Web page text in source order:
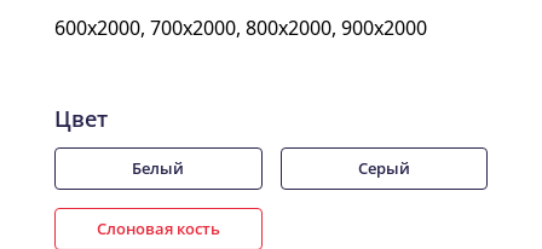
600x2000, 700x2000, 800x2000, 900x2000
Цвет
Белый Серый
Слоновая кость